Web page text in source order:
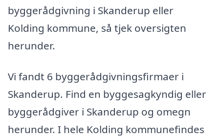
byggerådgivning i Skanderup eller
Kolding kommune, så tjek oversigten
herunder.
Vi fandt 6 byggerådgivningsfirmaer i
Skanderup. Find en byggesagkyndig eller
byggerådgiver i Skanderup og omegn
herunder. I hele Kolding kommunefindes